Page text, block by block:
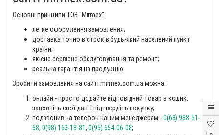
Основні принципи ТОВ "Mirmex":
легке оформлення замовлення;
доставка точно в строк в будь-який населений пункт
країни;
якісне сервісне обслуговування та ремонт;
реальна гарантія на продукцію.
Зробити замовлення на сайті mirmex.com.ua можна:
онлайн - просто додайте відповідний товар в кошик,
заповніть свої дані і підтвердіть покупку;
подзвонив на телефон нашим менеджерам -0(68) 988-51-
68, 0(98) 163-18-81, 0(95) 654-06-08;